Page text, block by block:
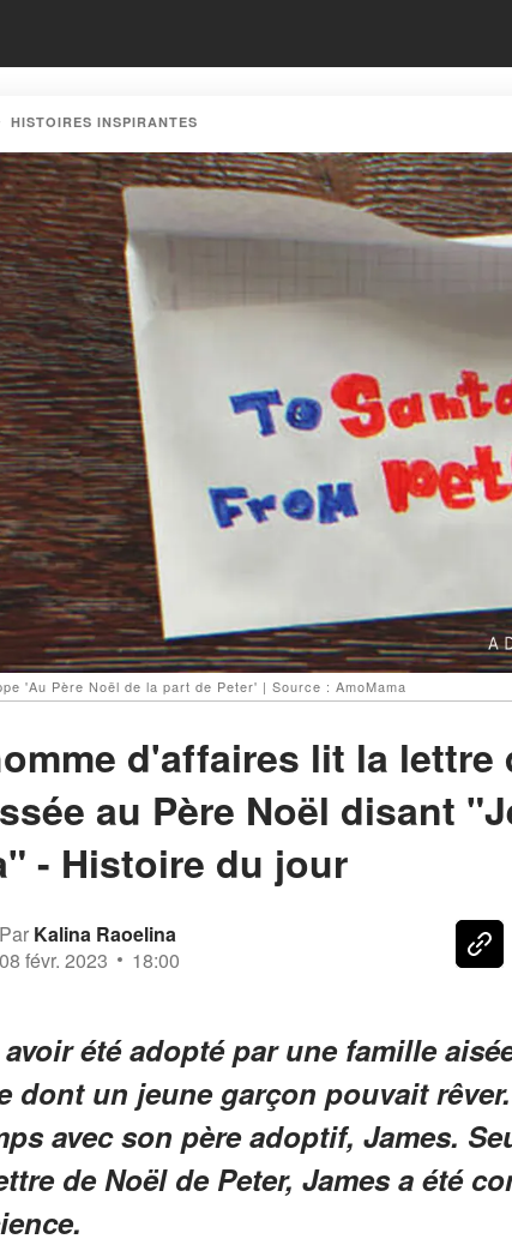
HISTOIRES INSPIRANTES
'Au Père Noël de la part de Peter' | Source : AmoMama
d'affaires lit la lettre
au Père Noël disant
- Histoire du jour
Par Kalina Raoelina
08 févr. 2023
18:00
été adopté par une famille
dont un jeune garçon pouvait
avec son père adoptif, James.
de Noël de Peter, James a été